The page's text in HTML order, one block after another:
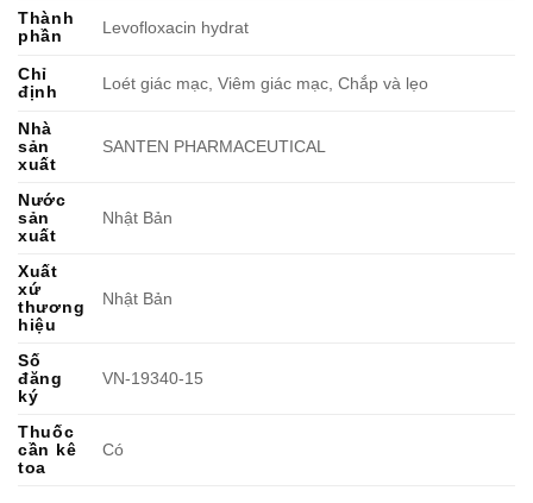
Thành
phần
Levofloxacin hydrat
Chỉ
định
Loét giác mạc, Viêm giác mạc, Chắp và lẹo
Nhà
sản
xuất
SANTEN PHARMACEUTICAL
Nước
sản
xuất
Nhật Bản
Xuất
xứ
thương
hiệu
Nhật Bản
Số
đăng
ký
VN-19340-15
Thuốc
cần kê
toa
Có